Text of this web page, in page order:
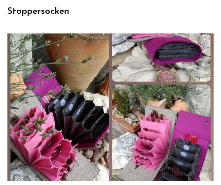
Stoppersocken